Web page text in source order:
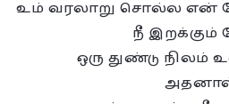
உம் வரலாறு சொல்ல என்
நீ இறக்கும்
ஒரு துண்டு